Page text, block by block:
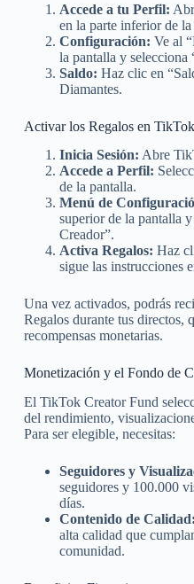
Accede a tu Perfil:
en la parte inferior de la
Configuración: Ve al
la pantalla y
Saldo: Haz clic en
Diamantes.
Activar los Regalos en TikTok
Inicia Sesión: Abre
Accede a Perfil:
de la pantalla.
Menú de
superior de la pantalla
Creador”.
Activa Regalos: Haz
sigue las instrucciones
Una vez activados, podrás
Regalos durante tus directos,
recompensas monetarias.
Monetización y el Fondo de
El TikTok Creator Fund
del rendimiento,
Para ser elegible, necesitas:
Seguidores y
seguidores y 100.000
días.
Contenido de Calidad:
alta calidad que
comunidad.